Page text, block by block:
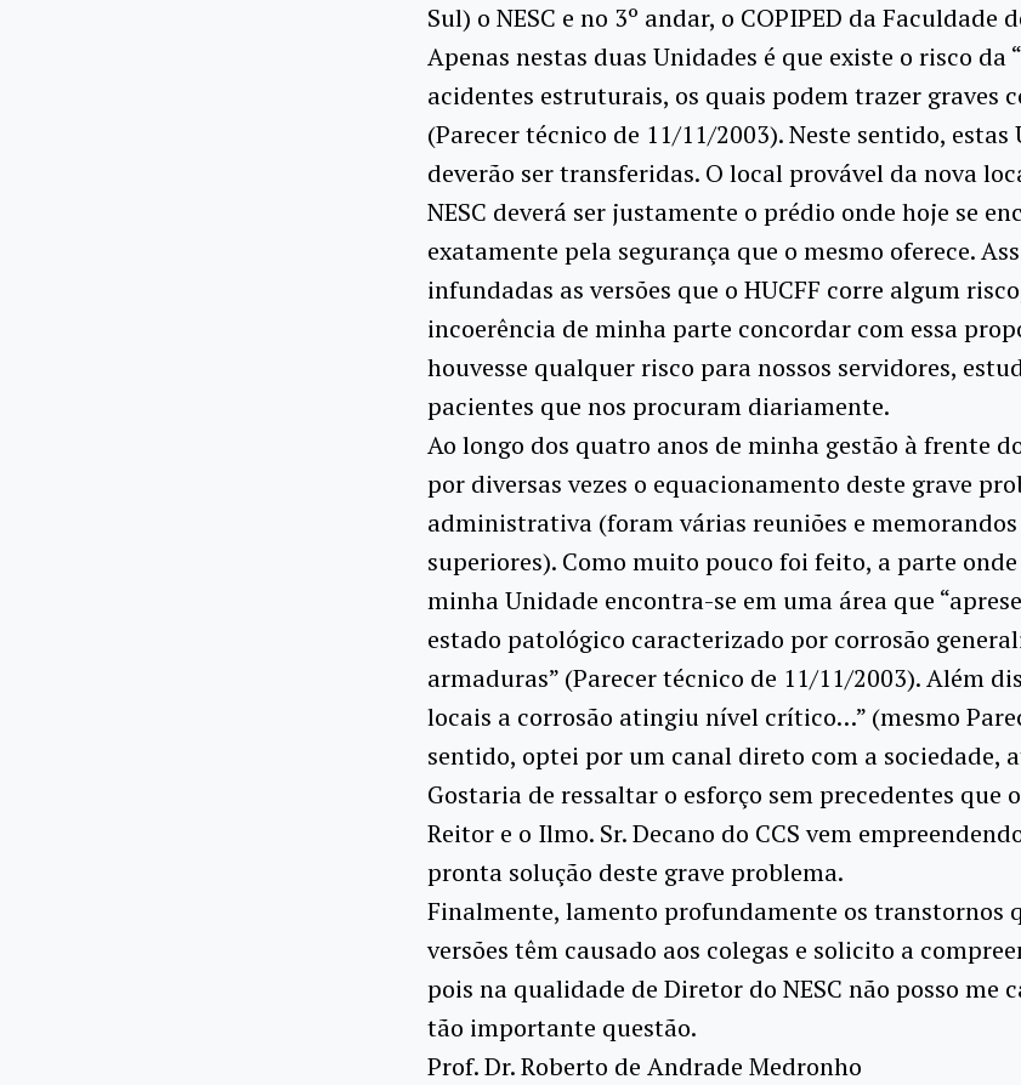
Sul) o NESC e no 3º andar, o COPIPED da Faculdade
Apenas nestas duas Unidades é que existe o risco da
acidentes estruturais, os quais podem trazer graves
(Parecer técnico de 11/11/2003). Neste sentido, estas
deverão ser transferidas. O local provável da nova
NESC deverá ser justamente o prédio onde hoje se
exatamente pela segurança que o mesmo oferece.
infundadas as versões que o HUCFF corre algum
incoerência de minha parte concordar com essa
houvesse qualquer risco para nossos servidores,
pacientes que nos procuram diariamente.
Ao longo dos quatro anos de minha gestão à frente
por diversas vezes o equacionamento deste grave
administrativa (foram várias reuniões e
superiores). Como muito pouco foi feito, a parte
minha Unidade encontra-se em uma área que
estado patológico caracterizado por corrosão
armaduras” (Parecer técnico de 11/11/2003). Além
locais a corrosão atingiu nível crítico…” (mesmo
sentido, optei por um canal direto com a sociedade,
Gostaria de ressaltar o esforço sem precedentes que
Reitor e o Ilmo. Sr. Decano do CCS vem
pronta solução deste grave problema.
Finalmente, lamento profundamente os transtornos
versões têm causado aos colegas e solicito a
pois na qualidade de Diretor do NESC não posso me
tão importante questão.
Prof. Dr. Roberto de Andrade Medronho